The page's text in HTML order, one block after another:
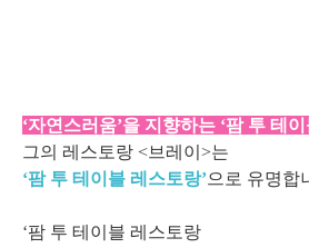
‘자연스러움’을 지향하는 ‘팜 투 테
그의 레스토랑 <브레이>는
‘팜 투 테이블 레스토랑’으로 유명합
‘팜 투 테이블 레스토랑